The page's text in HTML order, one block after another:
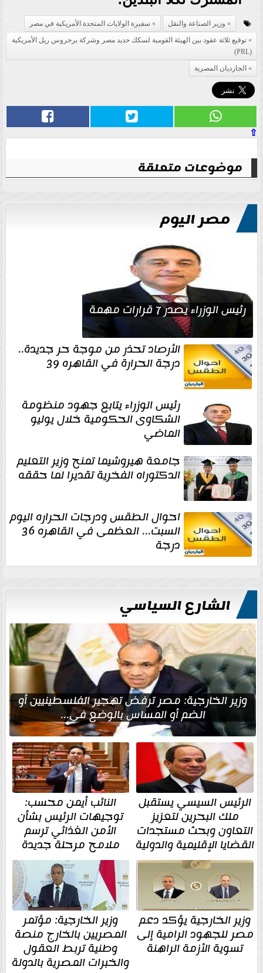
وزير الصناعة والنقل
سفيرة الولايات المتحدة الأمريكية في مصر
توقيع ثلاثة عقود بين الهيئة القومية لسكك حديد مصر وشركة برجروس ريل الأمريكية
(PRL)
الجارديان المصرية
⇧
موضوعات متعلقة
مصر اليوم
رئيس الوزراء يصدر 7 قرارات مهمة
الأرصاد تحذر من موجة حر جديدة..
درجة الحرارة في القاهره 39
رئيس الوزراء يتابع جهود منظومة
الشكاوى الحكومية خلال يوليو
الماضي
جامعة هيروشيما تمنح وزير التعليم
الدكتوراه الفخرية تقديرا لما حققه
احوال الطقس ودرجات الحراره اليوم
السبت... العظمى في القاهره 36
درجة
الشارع السياسي
وزير الخارجية: مصر ترفض تهجير الفلسطينيين أو
الضم أو المساس بالوضع في...
الرئيس السيسي يستقبل
ملك البحرين لتعزيز
التعاون وبحث مستجدات
القضايا الإقليمية والدولية
النائب أيمن محسب:
توجيهات الرئيس بشأن
الأمن الغذائي ترسم
ملامح مرحلة جديدة
وزير الخارجية يؤكد دعم
مصر للجهود الرامية إلى
تسوية الأزمة الراهنة
وزير الخارجية: مؤتمر
المصريين بالخارج منصة
وطنية تربط العقول
والخبرات المصرية بالدولة